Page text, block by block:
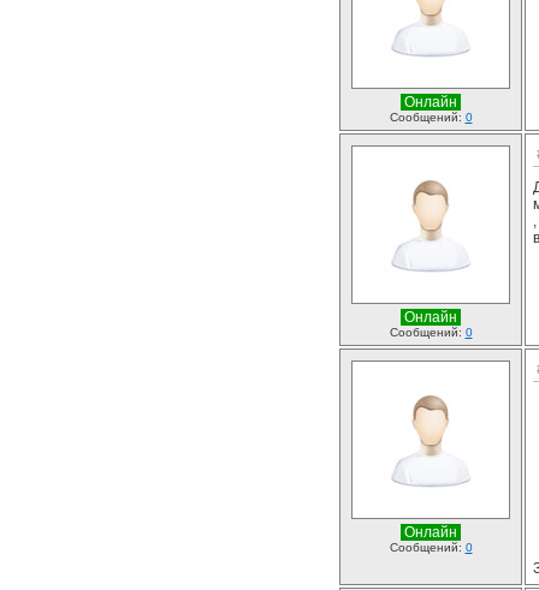
Онлайн
Сообщений: 0
Онлайн
Сообщений: 0
Онлайн
Сообщений: 0